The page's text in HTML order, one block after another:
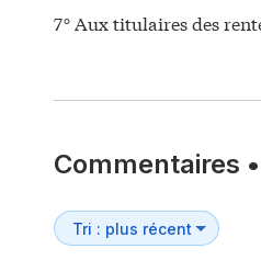
7° Aux titulaires des
Commentaires •